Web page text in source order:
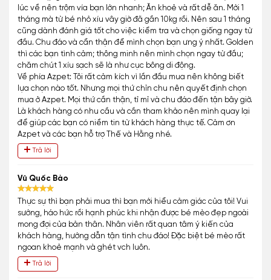
lúc về nên trộm vía bạn lớn nhanh; Ăn khoẻ và rất dễ ăn. Mới 1
tháng mà từ bé nhỏ xíu vây giờ đã gần 10kg rồi. Nên sau 1 tháng
cũng dành đánh giá tốt cho việc kiểm tra và chọn giống ngay từ
đầu. Chu đáo và cẩn thận để mình chọn bạn ưng ý nhất. Golden
thì các bạn tình cảm; thông minh nên mình chọn ngay từ đầu;
chăm chút 1 xíu sạch sẽ là như cục bông di động.
Về phía Azpet: Tôi rất cảm kích vì lần đầu mua nên không biết
lựa chọn nào tốt. Nhưng mọi thứ chỉn chu nên quyết định chọn
mua ở Azpet. Mọi thứ cần thận, tỉ mỉ và chu đáo đến tận bây giờ.
Là khách hàng có nhu cầu và cần tham khảo nên mình quay lại
để giúp các bạn có niềm tin từ khách hàng thực tế. Cảm ơn
Azpet và các bạn hỗ trợ Thế và Hằng nhé.
Trả lời
Vũ Quốc Bảo
Thực sự thì bạn phải mua thì bạn mới hiểu cảm giác của tôi! Vui
sướng, háo hức rồi hạnh phúc khi nhận được bé mèo đẹp ngoài
mong đợi của bản thân. Nhân viên rất quan tâm ý kiến của
khách hàng, hướng dẫn tận tình chu đáo! Đặc biệt bé mèo rất
ngoan khoẻ mạnh và ghét vch luôn.
Trả lời